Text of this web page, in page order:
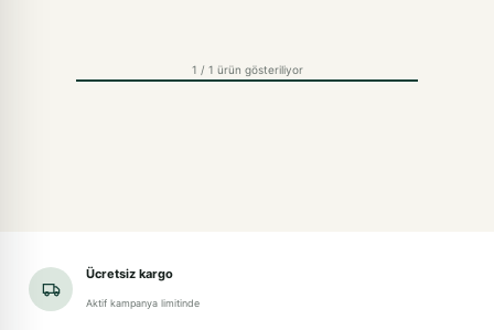
1 / 1 ürün gösteriliyor
Ücretsiz kargo
Aktif kampanya limitinde